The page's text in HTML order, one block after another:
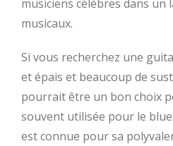
musiciens célèbres dans un
musicaux.
Si vous recherchez une
et épais et beaucoup de
pourrait être un bon choix
souvent utilisée pour le
est connue pour sa